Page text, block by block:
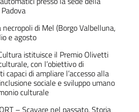
di Mel (Borgo Valbelluna,
e agosto
istituisce il Premio Olivetti
con l’obiettivo di
capaci di ampliare l’accesso alla
sociale e sviluppo umano
culturale
– Scavare nel passato. Storia